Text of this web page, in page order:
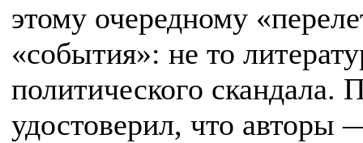
этому очередному
«события»: не то
политического скандала.
удостоверил, что авторы